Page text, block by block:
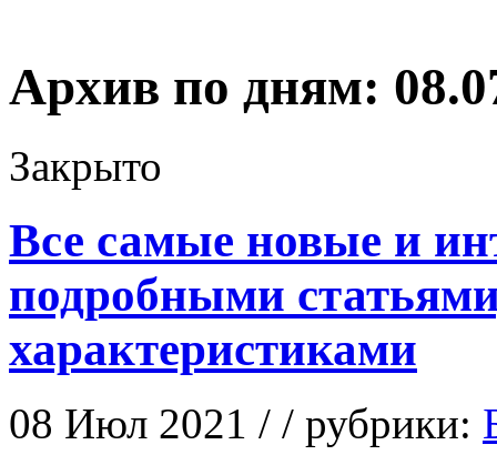
Архив по дням:
Закрыто
Все самые новые и
подробными
характеристиками
08 Июл 2021 / / рубрики: